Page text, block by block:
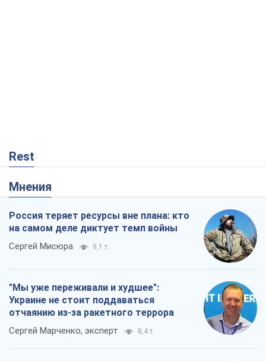
Rest
Мнения
Россия теряет ресурсы вне плана: кто
на самом деле диктует темп войны
Сергей Мисюра 9,1 т.
"Мы уже переживали и худшее":
Украине не стоит поддаваться
отчаянию из-за ракетного террора
Сергей Марченко, эксперт 8,4 т.